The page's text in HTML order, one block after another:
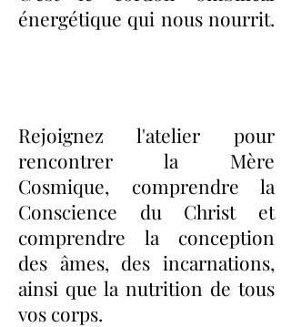
énergétique qui nous nourrit.
Rejoignez l'atelier pour
rencontrer la Mère
Cosmique, comprendre la
Conscience du Christ et
comprendre la conception
des âmes, des incarnations,
ainsi que la nutrition de tous
vos corps.